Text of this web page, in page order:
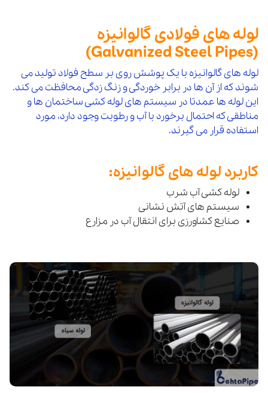
لوله های فولادی گالوانیزه
(Galvanized Steel Pipes)
لوله های گالوانیزه با یک پوشش روی بر سطح فولاد تولید می
شوند که از آن ها در برابر خوردگی و زنگ زدگی محافظت می کند.
این لوله ها عمدتا در سیستم های لوله کشی ساختمان ها و
مناطقی که احتمال برخورد با آب و رطوبت وجود دارد، مورد
استفاده قرار می گیرند.
کاربرد لوله های گالوانیزه:
لوله کشی آب شرب
سیستم های آتش نشانی
صنایع کشاورزی برای انتقال آب در مزارع